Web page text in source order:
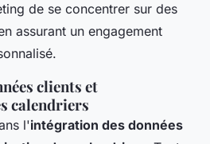
de se concentrer sur des
assurant un engagement
clients et
calendriers
l'intégration des données